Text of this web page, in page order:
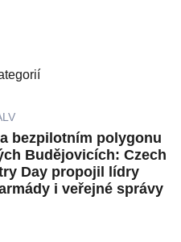
bezpilotním polygonu
Budějovicích: Czech
Day propojil lídry
i veřejné správy